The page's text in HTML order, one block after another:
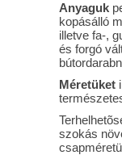
Anyaguk
kopásálló
illetve fa-,
és forgó
Méretüket
szokás